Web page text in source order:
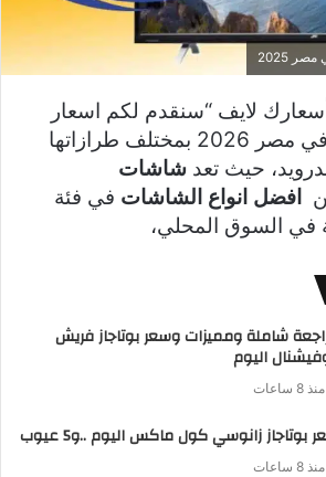
لايف “سنقدم لكم اسعار
شاشات جاك 32 في مصر 2026 بمختلف طرازاتها
حيث تعد شاشات
افضل انواع الشاشات في فئة
في السوق المحلي،
شاملة ومميزات وسعر بوتاجاز فريش
اليوم
منذ 8 ساعات
بوتاجاز زانوسي كول ماكس اليوم ..و5 عيوب
منذ 8 ساعات